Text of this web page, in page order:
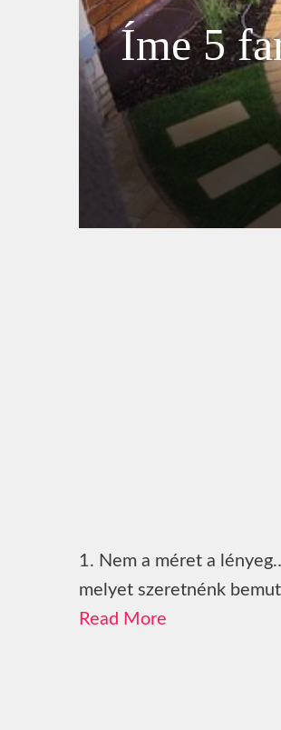
Íme 5
1. Nem a méret a
melyet szeretnénk
Read More